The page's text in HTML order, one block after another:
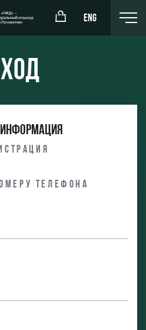
ENG
мероприятий
телефона